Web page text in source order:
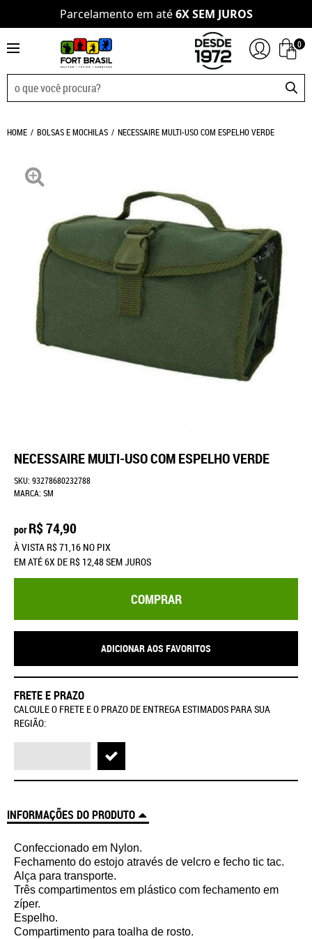
Parcelamento em até6X SEM JUROS
0
HOME BOLSAS E MOCHILAS NECESSAIRE MULTI-USO COM ESPELHO VERDE
NECESSAIRE MULTI-USO COM ESPELHO VERDE
SKU: 93278680232788
MARCA: SM
por R$ 74,90
À VISTA R$ 71,16 NO PIX
EM ATÉ6X DE R$ 12,48SEM JUROS
COMPRAR
ADICIONAR AOS FAVORITOS
FRETE E PRAZO
CALCULE O FRETE E O PRAZO DE ENTREGA ESTIMADOS PARA SUA
REGIÃO:
INFORMAÇÕES DO PRODUTO
Confeccionado em Nylon.
Fechamento do estojo através de velcro e fecho tic tac.
Alça para transporte.
Três compartimentos em plástico com fechamento em
zíper.
Espelho.
Compartimento para toalha de rosto.